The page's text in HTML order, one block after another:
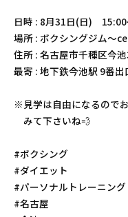
日時 : 8月31日(日) 15:00
場所 : ボクシングジム〜
住所 : 名古屋市千種区今
最寄 : 地下鉄今池駅 9番
※見学は自由になるの
みて下さいね💨
#ボクシング
#ダイエット
#パーソナルトレーニング
#名古屋